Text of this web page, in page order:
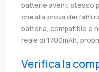
batterie aventi stesso
che alla prova dei fatti
batteria, compatible e
reale di 1700mAh,
Verifica la